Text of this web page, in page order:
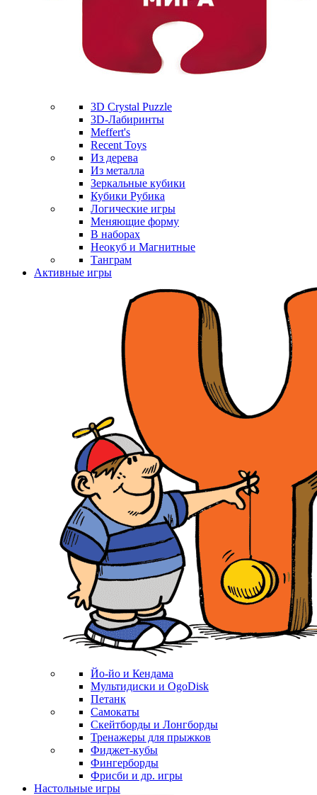
3D Crystal Puzzle
3D-Лабиринты
Meffert's
Recent Toys
Из дерева
Из металла
Зеркальные кубики
Кубики Рубика
Логические игры
Меняющие форму
В наборах
Неокуб и Магнитные
Танграм
Активные игры
Йо-йо и Кендама
Мультидиски и OgoDisk
Петанк
Самокаты
Скейтборды и Лонгборды
Тренажеры для прыжков
Фиджет-кубы
Фингерборды
Фрисби и др. игры
Настольные игры